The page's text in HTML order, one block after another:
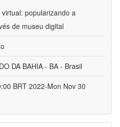
popularizando a
de museu digital
DA BAHIA - BA - Brasil
BRT 2022-Mon Nov 30